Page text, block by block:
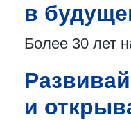
в
Более 30 лет
и